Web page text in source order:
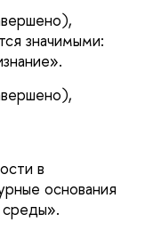
значимыми:
в
основания
среды».